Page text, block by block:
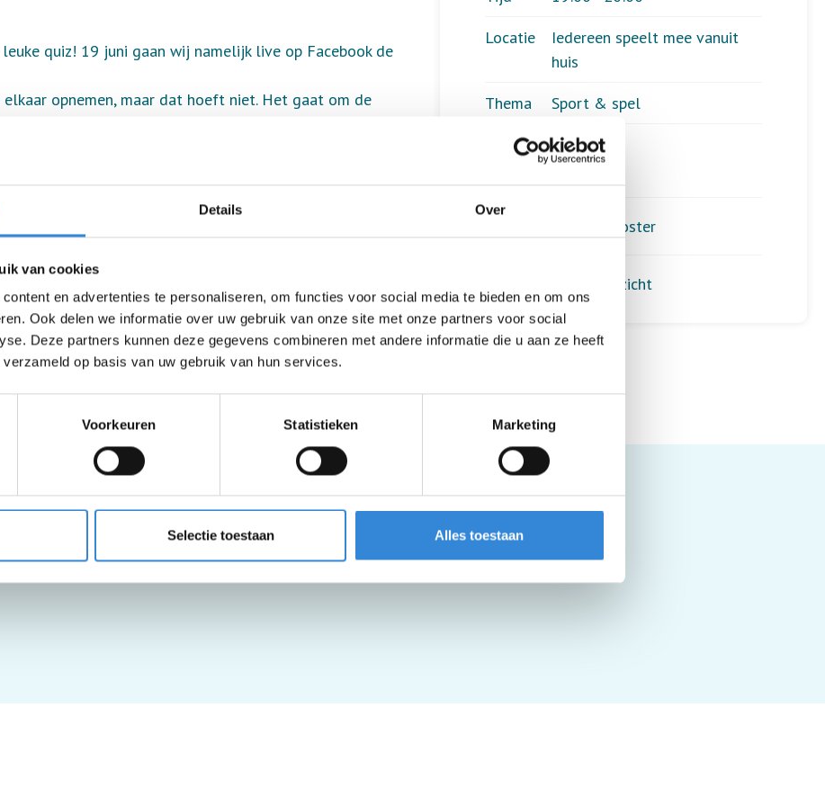
Details Over
van cookies
en advertenties te personaliseren, om functies voor social media te bieden en om ons
Ook delen we informatie over uw gebruik van onze site met onze partners voor social
Deze partners kunnen deze gegevens combineren met andere informatie die u aan ze heeft
op basis van uw gebruik van hun services.
Voorkeuren Statistieken Marketing
Selectie toestaan Alles toestaan
Locatie
Iedereen speelt mee vanuit
huis
Thema
Sport & spel
Kosten
Geen
Download hier de poster
Terug naar het overzicht
quiz! 19 juni gaan wij namelijk live op Facebook de
opnemen, maar dat hoeft niet. Het gaat om de
onder 'download poster' en uitprinten.
er 11 vragen.
op onze Facebook pagina